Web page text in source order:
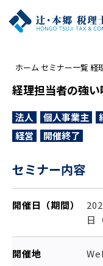
ホーム セミナー一覧 経
経理担当者の強
法人 個人事業主
経営
開催終了
セミナー内容
開催日（期間）
日
開催地